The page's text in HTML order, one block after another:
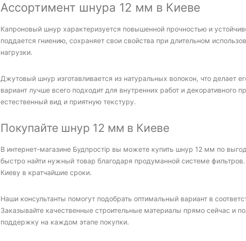
Ассортимент шнура 12 мм в Киеве
Капроновый шнур характеризуется повышенной прочностью и
поддается гниению, сохраняет свои свойства при длительном
нагрузки.
Джутовый шнур изготавливается из натуральных волокон, что делает
вариант лучше всего подходит для внутренних работ и декоративного
естественный вид и приятную текстуру.
Покупайте шнур 12 мм в Киеве
В интернет-магазине Будпростір вы можете купить шнур 12 мм по
быстро найти нужный товар благодаря продуманной системе
Киеву в кратчайшие сроки.
Наши консультанты помогут подобрать оптимальный вариант в
Заказывайте качественные строительные материалы прямо сейчас и
поддержку на каждом этапе покупки.